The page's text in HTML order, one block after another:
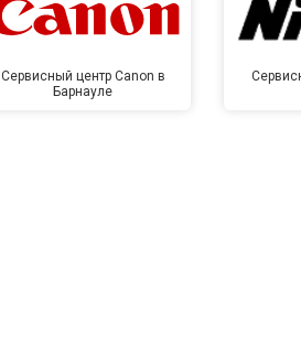
Сервисный центр Canon в
Барнауле